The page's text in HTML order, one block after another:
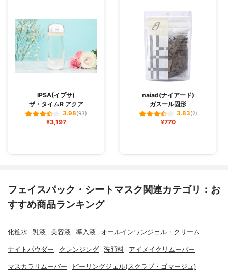
IPSA(イプサ)
ザ・タイムR アクア
3.98(93)
¥3,197
naiad(ナイアード)
ガスール固形
3.83(2)
¥770
フェイスパック・シートマスク関連カテゴリ：お
すすめ商品ランキング
化粧水 乳液 美容液 導入液 オールインワンジェル・クリーム
ナイトパウダー クレンジング 洗顔料 アイメイクリムーバー
マスカラリムーバー ピーリングジェル(スクラブ・ゴマージュ)